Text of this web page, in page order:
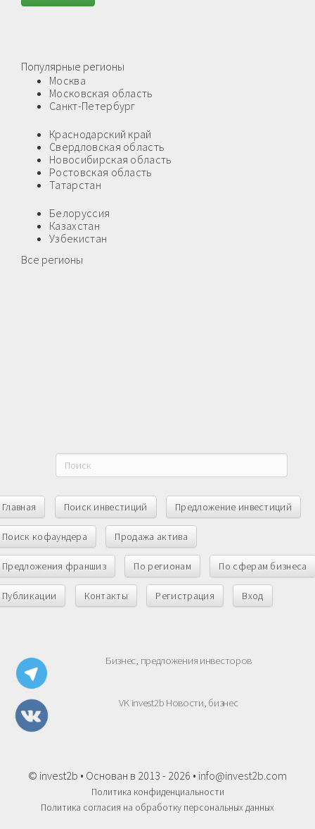
Популярные регионы
Москва
Московская область
Санкт-Петербург
Краснодарский край
Свердловская область
Новосибирская область
Ростовская область
Татарстан
Белоруссия
Казахстан
Узбекистан
Все регионы
Главная Поиск инвестиций Предложение инвестиций
Поиск кофаундера Продажа актива
Предложения франшиз По регионам По сферам бизнеса
Публикации Контакты Регистрация Вход
Бизнес, предложения инвесторов
VK invest2b Новости, бизнес
© invest2b • Основан в 2013 - 2026 • info@invest2b.com
Политика конфиденциальности
Политика согласия на обработку персональных данных